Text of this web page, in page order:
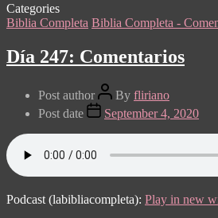
Categories
Biblia Completa Biblia Completa -
Día 247: Comentarios
Post author By fliriano
Post date
September 4, 2020
Podcast (labibliacompleta): Play in new